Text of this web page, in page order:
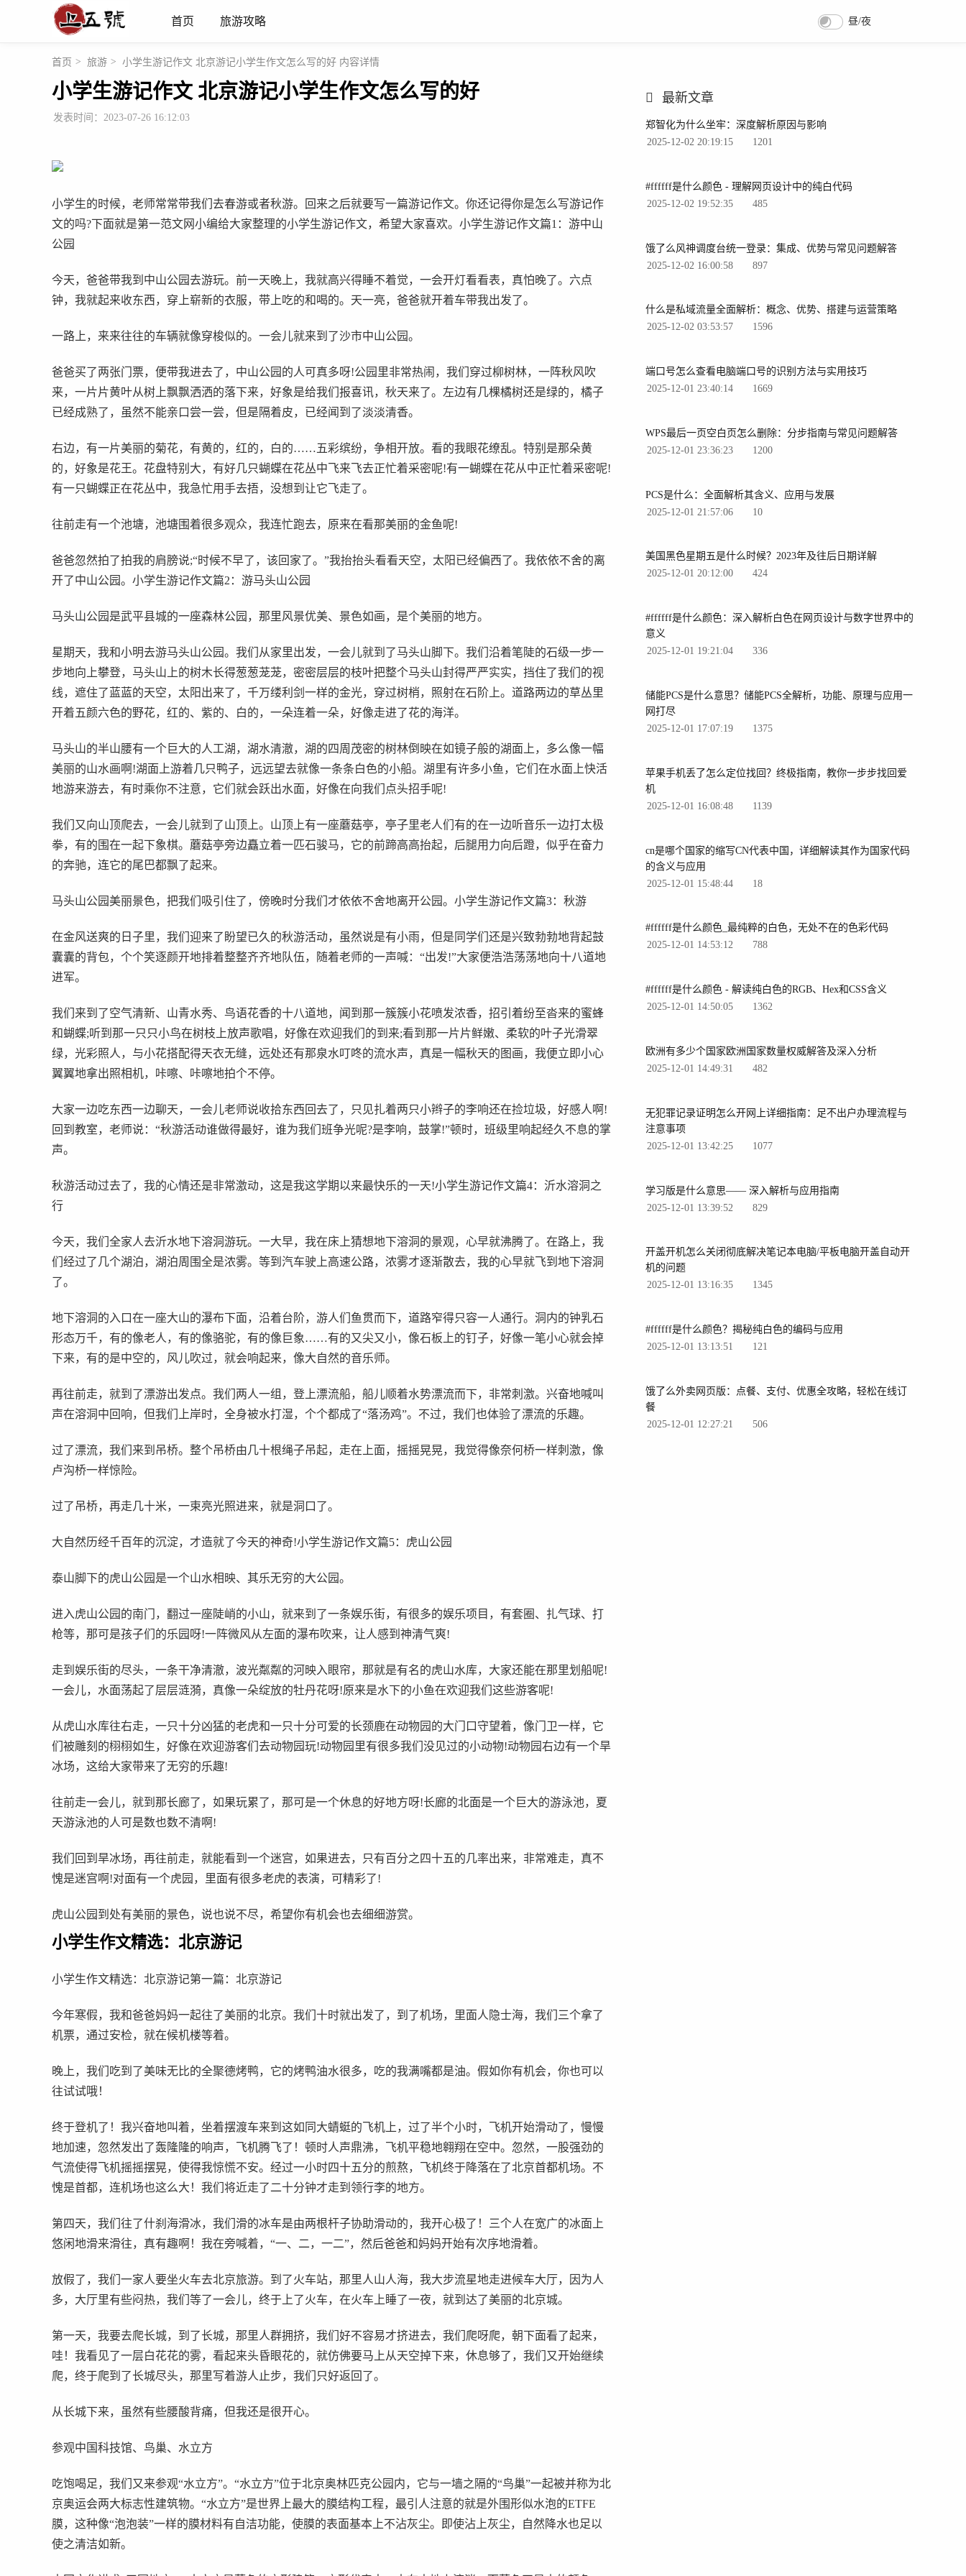
首页 旅游攻略 昼/夜
首页 > 旅游 > 小学生游记作文 北京游记小学生作文怎么写的好 内容详情
小学生游记作文 北京游记小学生作文怎么写的好
发表时间：2023-07-26 16:12:03
小学生的时候，老师常常带我们去春游或者秋游。回来之后就要写一篇游记作文。你还记得你是怎么写游记作
文的吗?下面就是第一范文网小编给大家整理的小学生游记作文，希望大家喜欢。小学生游记作文篇1：游中山
公园
今天，爸爸带我到中山公园去游玩。前一天晚上，我就高兴得睡不着觉，一会开灯看看表，真怕晚了。六点
钟，我就起来收东西，穿上崭新的衣服，带上吃的和喝的。天一亮，爸爸就开着车带我出发了。
一路上，来来往往的车辆就像穿梭似的。一会儿就来到了沙市中山公园。
爸爸买了两张门票，便带我进去了，中山公园的人可真多呀!公园里非常热闹，我们穿过柳树林，一阵秋风吹
来，一片片黄叶从树上飘飘洒洒的落下来，好象是给我们报喜讯，秋天来了。左边有几棵橘树还是绿的，橘子
已经成熟了，虽然不能亲口尝一尝，但是隔着皮，已经闻到了淡淡清香。
右边，有一片美丽的菊花，有黄的，红的，白的……五彩缤纷，争相开放。看的我眼花缭乱。特别是那朵黄
的，好象是花王。花盘特别大，有好几只蝴蝶在花丛中飞来飞去正忙着采密呢!有一蝴蝶在花从中正忙着采密呢!
有一只蝴蝶正在花丛中，我急忙用手去捂，没想到让它飞走了。
往前走有一个池塘，池塘围着很多观众，我连忙跑去，原来在看那美丽的金鱼呢!
爸爸忽然拍了拍我的肩膀说;“时候不早了，该回家了。”我抬抬头看看天空，太阳已经偏西了。我依依不舍的离
开了中山公园。小学生游记作文篇2：游马头山公园
马头山公园是武平县城的一座森林公园，那里风景优美、景色如画，是个美丽的地方。
星期天，我和小明去游马头山公园。我们从家里出发，一会儿就到了马头山脚下。我们沿着笔陡的石级一步一
步地向上攀登，马头山上的树木长得葱葱茏茏，密密层层的枝叶把整个马头山封得严严实实，挡住了我们的视
线，遮住了蓝蓝的天空，太阳出来了，千万缕利剑一样的金光，穿过树梢，照射在石阶上。道路两边的草丛里
开着五颜六色的野花，红的、紫的、白的，一朵连着一朵，好像走进了花的海洋。
马头山的半山腰有一个巨大的人工湖，湖水清澈，湖的四周茂密的树林倒映在如镜子般的湖面上，多么像一幅
美丽的山水画啊!湖面上游着几只鸭子，远远望去就像一条条白色的小船。湖里有许多小鱼，它们在水面上快活
地游来游去，有时乘你不注意，它们就会跃出水面，好像在向我们点头招手呢!
我们又向山顶爬去，一会儿就到了山顶上。山顶上有一座蘑菇亭，亭子里老人们有的在一边听音乐一边打太极
拳，有的围在一起下象棋。蘑菇亭旁边矗立着一匹石骏马，它的前蹄高高抬起，后腿用力向后蹬，似乎在奋力
的奔驰，连它的尾巴都飘了起来。
马头山公园美丽景色，把我们吸引住了，傍晚时分我们才依依不舍地离开公园。小学生游记作文篇3：秋游
在金风送爽的日子里，我们迎来了盼望已久的秋游活动，虽然说是有小雨，但是同学们还是兴致勃勃地背起鼓
囊囊的背包，个个笑逐颜开地排着整整齐齐地队伍，随着老师的一声喊：“出发!”大家便浩浩荡荡地向十八道地
进军。
我们来到了空气清新、山青水秀、鸟语花香的十八道地，闻到那一簇簇小花喷发浓香，招引着纷至沓来的蜜蜂
和蝴蝶;听到那一只只小鸟在树枝上放声歌唱，好像在欢迎我们的到来;看到那一片片鲜嫩、柔软的叶子光滑翠
绿，光彩照人，与小花搭配得天衣无缝，远处还有那泉水叮咚的流水声，真是一幅秋天的图画，我便立即小心
翼翼地拿出照相机，咔嚓、咔嚓地拍个不停。
大家一边吃东西一边聊天，一会儿老师说收拾东西回去了，只见扎着两只小辫子的李响还在捡垃圾，好感人啊!
回到教室，老师说：“秋游活动谁做得最好，谁为我们班争光呢?是李响，鼓掌!”顿时，班级里响起经久不息的掌
声。
秋游活动过去了，我的心情还是非常激动，这是我这学期以来最快乐的一天!小学生游记作文篇4：沂水溶洞之
行
今天，我们全家人去沂水地下溶洞游玩。一大早，我在床上猜想地下溶洞的景观，心早就沸腾了。在路上，我
们经过了几个湖泊，湖泊周围全是浓雾。等到汽车驶上高速公路，浓雾才逐渐散去，我的心早就飞到地下溶洞
了。
地下溶洞的入口在一座大山的瀑布下面，沿着台阶，游人们鱼贯而下，道路窄得只容一人通行。洞内的钟乳石
形态万千，有的像老人，有的像骆驼，有的像巨象……有的又尖又小，像石板上的钉子，好像一笔小心就会掉
下来，有的是中空的，风儿吹过，就会响起来，像大自然的音乐师。
再往前走，就到了漂游出发点。我们两人一组，登上漂流船，船儿顺着水势漂流而下，非常刺激。兴奋地喊叫
声在溶洞中回响，但我们上岸时，全身被水打湿，个个都成了“落汤鸡”。不过，我们也体验了漂流的乐趣。
过了漂流，我们来到吊桥。整个吊桥由几十根绳子吊起，走在上面，摇摇晃晃，我觉得像奈何桥一样刺激，像
卢沟桥一样惊险。
过了吊桥，再走几十米，一束亮光照进来，就是洞口了。
大自然历经千百年的沉淀，才造就了今天的神奇!小学生游记作文篇5：虎山公园
泰山脚下的虎山公园是一个山水相映、其乐无穷的大公园。
进入虎山公园的南门，翻过一座陡峭的小山，就来到了一条娱乐街，有很多的娱乐项目，有套圈、扎气球、打
枪等，那可是孩子们的乐园呀!一阵微风从左面的瀑布吹来，让人感到神清气爽!
走到娱乐街的尽头，一条干净清澈，波光粼粼的河映入眼帘，那就是有名的虎山水库，大家还能在那里划船呢!
一会儿，水面荡起了层层涟漪，真像一朵绽放的牡丹花呀!原来是水下的小鱼在欢迎我们这些游客呢!
从虎山水库往右走，一只十分凶猛的老虎和一只十分可爱的长颈鹿在动物园的大门口守望着，像门卫一样，它
们被雕刻的栩栩如生，好像在欢迎游客们去动物园玩!动物园里有很多我们没见过的小动物!动物园右边有一个旱
冰场，这给大家带来了无穷的乐趣!
往前走一会儿，就到那长廊了，如果玩累了，那可是一个休息的好地方呀!长廊的北面是一个巨大的游泳池，夏
天游泳池的人可是数也数不清啊!
我们回到旱冰场，再往前走，就能看到一个迷宫，如果进去，只有百分之四十五的几率出来，非常难走，真不
愧是迷宫啊!对面有一个虎园，里面有很多老虎的表演，可精彩了!
虎山公园到处有美丽的景色，说也说不尽，希望你有机会也去细细游赏。
小学生作文精选：北京游记
小学生作文精选：北京游记第一篇：北京游记
今年寒假，我和爸爸妈妈一起往了美丽的北京。我们十时就出发了，到了机场，里面人隐士海，我们三个拿了
机票，通过安检，就在候机楼等着。
晚上，我们吃到了美味无比的全聚德烤鸭，它的烤鸭油水很多，吃的我满嘴都是油。假如你有机会，你也可以
往试试哦！
终于登机了！我兴奋地叫着，坐着摆渡车来到这如同大蜻蜓的飞机上，过了半个小时，飞机开始滑动了，慢慢
地加速，忽然发出了轰隆隆的响声，飞机腾飞了！顿时人声鼎沸，飞机平稳地翱翔在空中。忽然，一股强劲的
气流使得飞机摇摇摆晃，使得我惊慌不安。经过一小时四十五分的煎熬，飞机终于降落在了北京首都机场。不
愧是首都，连机场也这么大！我们将近走了二十分钟才走到领行李的地方。
第四天，我们往了什刹海滑冰，我们滑的冰车是由两根杆子协助滑动的，我开心极了！三个人在宽广的冰面上
悠闲地滑来滑往，真有趣啊！我在旁喊着，“一、二，一二”，然后爸爸和妈妈开始有次序地滑着。
放假了，我们一家人要坐火车去北京旅游。到了火车站，那里人山人海，我大步流星地走进候车大厅，因为人
多，大厅里有些闷热，我们等了一会儿，终于上了火车，在火车上睡了一夜，就到达了美丽的北京城。
第一天，我要去爬长城，到了长城，那里人群拥挤，我们好不容易才挤进去，我们爬呀爬，朝下面看了起来，
哇！我看见了一层白花花的雾，看起来头昏眼花的，就仿佛要马上从天空掉下来，休息够了，我们又开始继续
爬，终于爬到了长城尽头，那里写着游人止步，我们只好返回了。
从长城下来，虽然有些腰酸背痛，但我还是很开心。
参观中国科技馆、鸟巢、水立方
吃饱喝足，我们又来参观“水立方”。“水立方”位于北京奥林匹克公园内，它与一墙之隔的“鸟巢”一起被并称为北
京奥运会两大标志性建筑物。“水立方”是世界上最大的膜结构工程，最引人注意的就是外围形似水泡的ETFE
膜，这种像“泡泡装”一样的膜材料有自洁功能，使膜的表面基本上不沾灰尘。即使沾上灰尘，自然降水也足以
使之清洁如新。
最新文章
郑智化为什么坐牢：深度解析原因与影响
2025-12-02 20:19:15
1201
#ffffff是什么颜色 - 理解网页设计中的纯白代码
2025-12-02 19:52:35
485
饿了么风神调度台统一登录：集成、优势与常见问题解答
2025-12-02 16:00:58
897
什么是私域流量全面解析：概念、优势、搭建与运营策略
2025-12-02 03:53:57
1596
端口号怎么查看电脑端口号的识别方法与实用技巧
2025-12-01 23:40:14
1669
WPS最后一页空白页怎么删除：分步指南与常见问题解答
2025-12-01 23:36:23
1200
PCS是什么：全面解析其含义、应用与发展
2025-12-01 21:57:06
10
美国黑色星期五是什么时候？2023年及往后日期详解
2025-12-01 20:12:00
424
#ffffff是什么颜色：深入解析白色在网页设计与数字世界中的
意义
2025-12-01 19:21:04
336
储能PCS是什么意思？储能PCS全解析，功能、原理与应用一
网打尽
2025-12-01 17:07:19
1375
苹果手机丢了怎么定位找回？终极指南，教你一步步找回爱
机
2025-12-01 16:08:48
1139
cn是哪个国家的缩写CN代表中国，详细解读其作为国家代码
的含义与应用
2025-12-01 15:48:44
18
#ffffff是什么颜色_最纯粹的白色，无处不在的色彩代码
2025-12-01 14:53:12
788
#ffffff是什么颜色 - 解读纯白色的RGB、Hex和CSS含义
2025-12-01 14:50:05
1362
欧洲有多少个国家欧洲国家数量权威解答及深入分析
2025-12-01 14:49:31
482
无犯罪记录证明怎么开网上详细指南：足不出户办理流程与
注意事项
2025-12-01 13:42:25
1077
学习版是什么意思—— 深入解析与应用指南
2025-12-01 13:39:52
829
开盖开机怎么关闭彻底解决笔记本电脑/平板电脑开盖自动开
机的问题
2025-12-01 13:16:35
1345
#ffffff是什么颜色？揭秘纯白色的编码与应用
2025-12-01 13:13:51
121
饿了么外卖网页版：点餐、支付、优惠全攻略，轻松在线订
餐
2025-12-01 12:27:21
506